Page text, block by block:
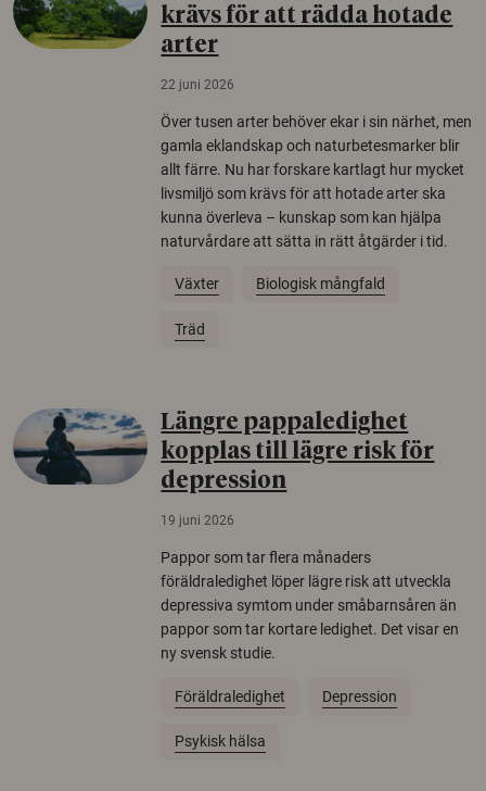
krävs för att rädda hotade
arter
22 juni 2026
Över tusen arter behöver ekar i sin närhet, men
gamla eklandskap och naturbetesmarker blir
allt färre. Nu har forskare kartlagt hur mycket
livsmiljö som krävs för att hotade arter ska
kunna överleva – kunskap som kan hjälpa
naturvårdare att sätta in rätt åtgärder i tid.
Växter Biologisk mångfald
Träd
Längre pappaledighet
kopplas till lägre risk för
depression
19 juni 2026
Pappor som tar flera månaders
föräldraledighet löper lägre risk att utveckla
depressiva symtom under småbarnsåren än
pappor som tar kortare ledighet. Det visar en
ny svensk studie.
Föräldraledighet Depression
Psykisk hälsa